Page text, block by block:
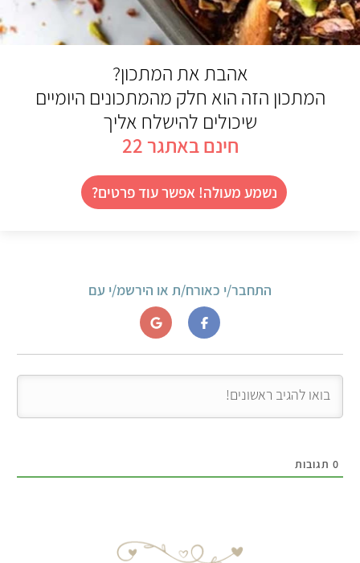
אהבת את המתכון?
המתכון הזה הוא חלק מהמתכונים היומיים
שיכולים להישלח אליך
חינם באתגר 22
נשמע מעולה! אפשר עוד פרטים?
התחבר/י כאורח/ת או הירשמ/י עם
0 תגובות